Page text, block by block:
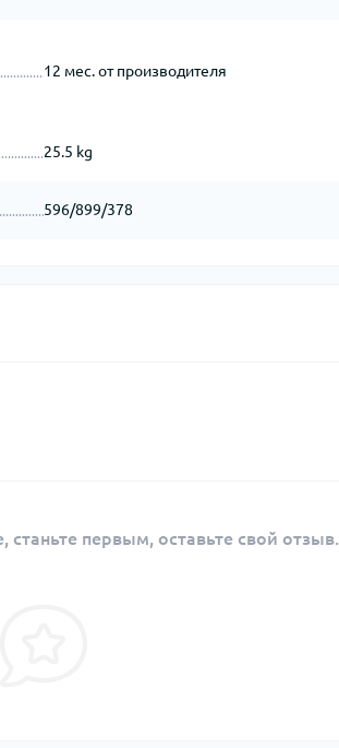
12 мес. от производителя
25.5 kg
596/899/378
первым, оставьте свой отзыв.